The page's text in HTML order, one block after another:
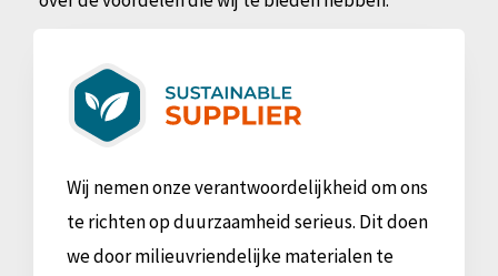
Wij nemen onze verantwoordelijkheid om ons
te richten op duurzaamheid serieus. Dit doen
we door milieuvriendelijke materialen te